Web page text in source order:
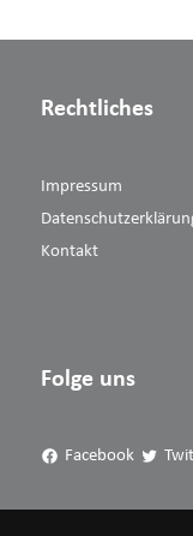
Rechtliches
Impressum
Kontakt
Folge uns
Facebook